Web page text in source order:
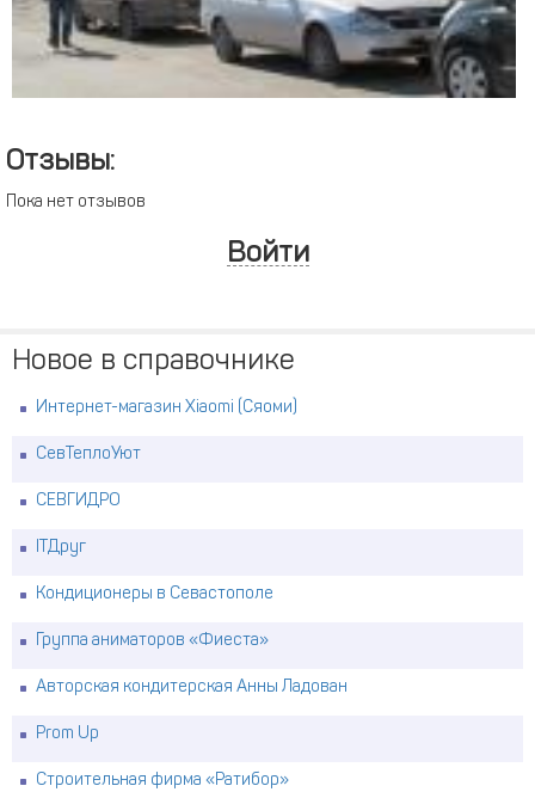
Отзывы:
Пока нет отзывов
Войти
Новое в справочнике
Интернет-магазин Xiaomi (Сяоми)
СевТеплоУют
СЕВГИДРО
ITДруг
Кондиционеры в Севастополе
Группа аниматоров «Фиеста»
Авторская кондитерская Анны Ладован
Prom Up
Строительная фирма «Ратибор»